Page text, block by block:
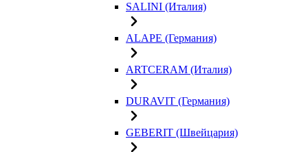
SALINI (Италия)
ALAPE (Германия)
ARTCERAM (Италия)
DURAVIT (Германия)
GEBERIT (Швейцария)